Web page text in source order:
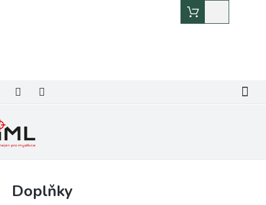
košík
Doplňky